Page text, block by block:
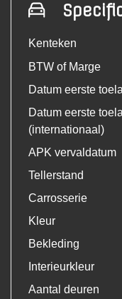
Kenteken
BTW of Marge
Datum eerste
Datum eerste
(internationaal)
APK vervaldatum
Tellerstand
Carrosserie
Kleur
Bekleding
Interieurkleur
Aantal deuren